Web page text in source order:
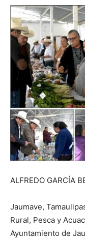
ALFREDO GARCÍA
Jaumave,
Rural, Pesca y
Ayuntamiento de